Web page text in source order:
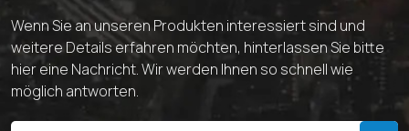
Wenn Sie an unseren Produkten interessiert sind und
weitere Details erfahren möchten, hinterlassen Sie bitte
hier eine Nachricht. Wir werden Ihnen so schnell wie
möglich antworten.